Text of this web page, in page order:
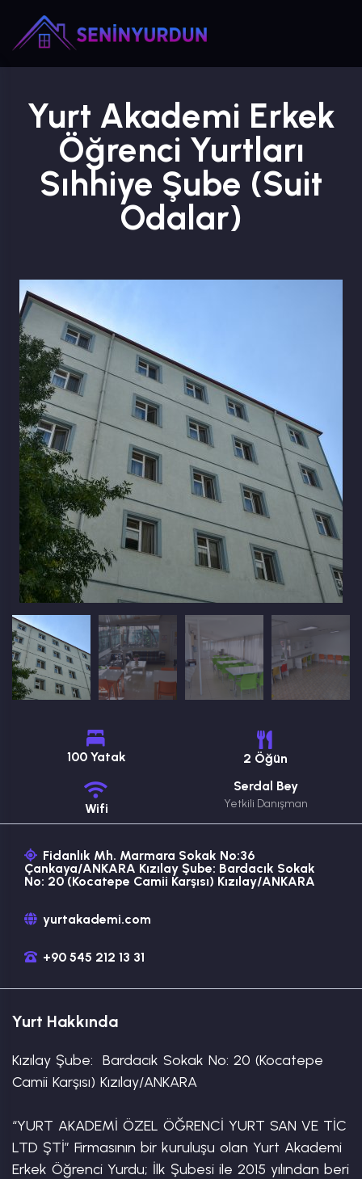
Yurt Akademi Erkek
Öğrenci Yurtları
Sıhhiye Şube (Suit
Odalar)
100 Yatak 2 Öğün
Wifi
Serdal Bey
Yetkili Danışman
Fidanlık Mh. Marmara Sokak No:36
Çankaya/ANKARA Kızılay Şube: Bardacık Sokak
No: 20 (Kocatepe Camii Karşısı) Kızılay/ANKARA
yurtakademi.com
+90 545 212 13 31
Yurt Hakkında
Kızılay Şube:  Bardacık Sokak No: 20 (Kocatepe
Camii Karşısı) Kızılay/ANKARA
“YURT AKADEMİ ÖZEL ÖĞRENCİ YURT SAN VE TİC
LTD ŞTİ” Firmasının bir kuruluşu olan Yurt Akademi
Erkek Öğrenci Yurdu; İlk Şubesi ile 2015 yılından beri